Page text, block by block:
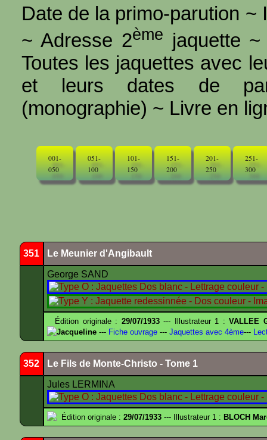
Date de la primo-parution ~
~ Adresse 2ème jaquette
Toutes les jaquettes avec
et leurs dates de
(monographie) ~ Livre en
001-
050
051-
100
101-
150
151-
200
201-
250
251-
300
351 Le Meunier d'Angibault
George SAND
Édition originale : 29/07/1933--- Illustrateur 1 :VALLEE
Jacqueline --- Fiche ouvrage --- Jaquettes avec 4ème---
352 Le Fils de Monte-Christo - Tome 1
Jules LERMINA
Édition originale : 29/07/1933 --- Illustrateur 1 : BLOCH